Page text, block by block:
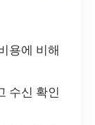
용에 비해
수신 확인